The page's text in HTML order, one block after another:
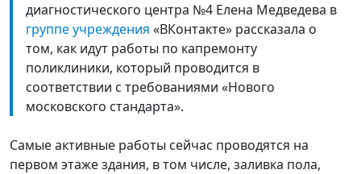
диагностического центра №4 Елена Медведева в
группе учреждения «ВКонтакте» рассказала о
том, как идут работы по капремонту
поликлиники, который проводится в
соответствии с требованиями «Нового
московского стандарта».
Самые активные работы сейчас проводятся на
первом этаже здания, в том числе, заливка пола,